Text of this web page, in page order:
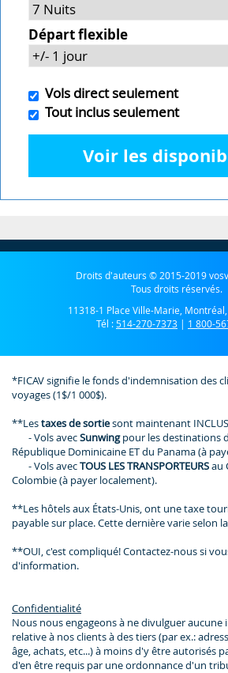
Départ flexible
Vols direct seulement
Tout inclus seulement
Voir les
Droits d'auteurs © 2015-2019
Tous droits réservés.
11318-1 Place Ville-Marie, Montréal,
Tél :514-270-7373 | 1 800-
*FICAV signifie le fonds d'indemnisation des
voyages (1$/1 000$).
**Lestaxes de sortiesont maintenant
- Vols avecSunwingpour les destinations
République Dominicaine ET du Panama (à
- Vols avecTOUS LES TRANSPORTEURSau
Colombie (à payer localement).
**Les hôtels aux États-Unis, ont une taxe
payable sur place. Cette dernière varie selon
**OUI, c'est compliqué! Contactez-nous si
d'information.
Confidentialité
Nous nous engageons à ne divulguer
relative à nos clients à des tiers (par ex.:
âge, achats, etc...) à moins d'y être autorisés
d'en être requis par une ordonnance d'un